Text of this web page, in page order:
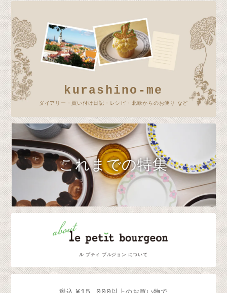
kurashino-me
ダイアリー・買い付け日記・レシピ・北欧からのお便り など
これまでの特集
ル プティ ブルジョン について